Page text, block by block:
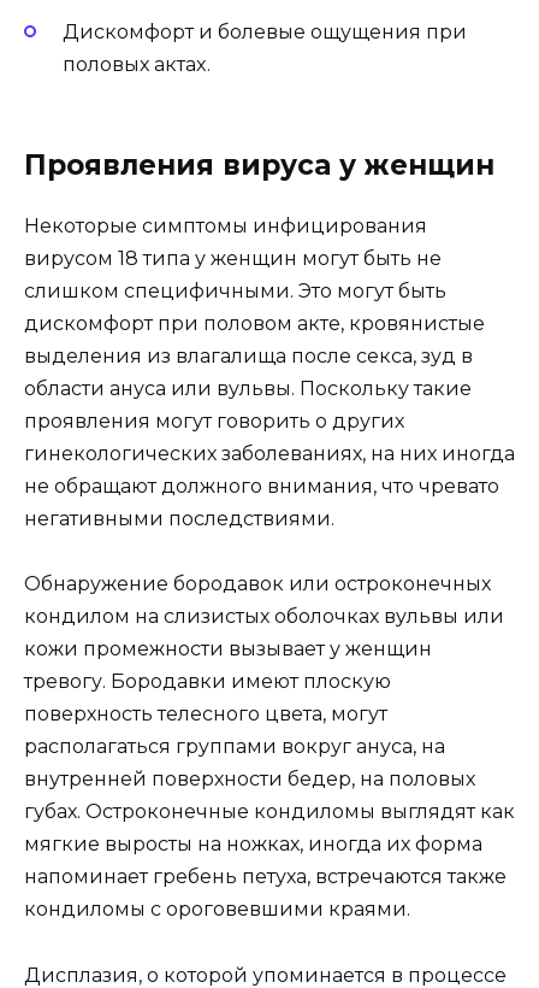
Дискомфорт и болевые ощущения при
половых актax.
Проявления вируса у женщин
Некоторые симптомы инфицирования
вирусом 18 типа у женщин могут быть не
слишком специфичными. Это могут быть
дискомфорт при половом акте, кровянистые
выделения из влагалища после секса, зуд в
области ануса или вульвы. Поскольку такие
проявления могут говорить о других
гинекологических заболеваниях, на них иногда
не обращают должного внимания, что чревато
негативными последствиями.
Обнаружение бородавок или остроконечных
кондилом на слизистых оболочках вульвы или
кожи промежности вызывает у женщин
тревогу. Бородавки имеют плоскую
поверхность телесного цвета, могут
располагаться группами вокруг ануса, на
внутренней поверхности бедер, на половых
губах. Остроконечные кондиломы выглядят как
мягкие выросты на ножках, иногда их форма
напоминает гребень петуха, встречаются также
кондиломы с ороговевшими краями.
Дисплазия, о которой упоминается в процессе